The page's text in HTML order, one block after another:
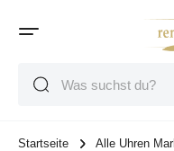
Startseite Alle Uhren